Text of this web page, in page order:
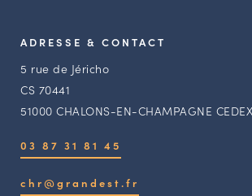
ADRESSE & CONTACT
5 rue de Jéricho
CS 70441
51000 CHALONS-EN-CHAMPAGNE CEDEX
03 87 31 81 45
chr@grandest.fr